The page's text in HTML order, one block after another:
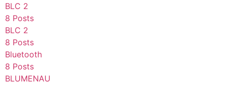
BLC 2
8 Posts
BLC 2
8 Posts
Bluetooth
8 Posts
BLUMENAU